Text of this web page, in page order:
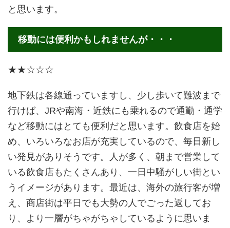
と思います。
移動には便利かもしれませんが・・・
★★☆☆☆
地下鉄は各線通っていますし、少し歩いて難波まで
行けば、JRや南海・近鉄にも乗れるので通勤・通学
など移動にはとても便利だと思います。飲食店を始
め、いろいろなお店が充実しているので、毎日新し
い発見がありそうです。人が多く、朝まで営業して
いる飲食店もたくさんあり、一日中騒がしい街とい
うイメージがあります。最近は、海外の旅行客が増
え、商店街は平日でも大勢の人でごった返してお
り、より一層がちゃがちゃしているように思いま